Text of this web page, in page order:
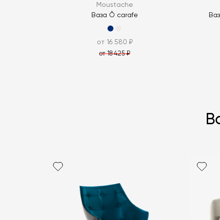
Moustache
Ваза Ô carafe
от 16 580 ₽
от 18 425 ₽